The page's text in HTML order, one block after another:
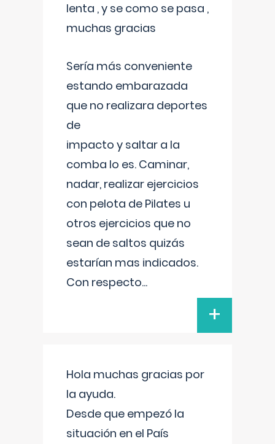
lenta , y se como se pasa ,
muchas gracias
Sería más conveniente
estando embarazada
que no realizara deportes
de
impacto y saltar a la
comba lo es. Caminar,
nadar, realizar ejercicios
con pelota de Pilates u
otros ejercicios que no
sean de saltos quizás
estarían mas indicados.
Con respecto...
+
Hola muchas gracias por
la ayuda.
Desde que empezó la
situación en el País